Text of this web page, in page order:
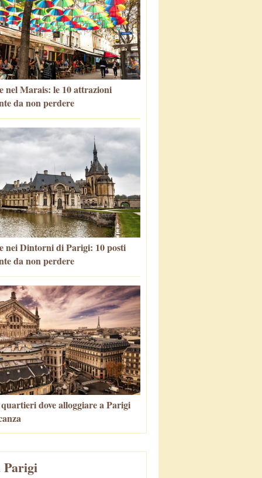
nel Marais: le 10 attrazioni
da non perdere
nei Dintorni di Parigi: 10 posti
da non perdere
dove alloggiare a Parigi
Parigi